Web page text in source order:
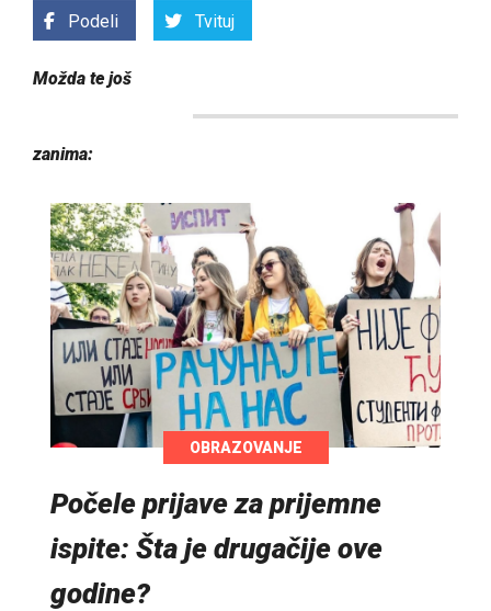
Podeli Tvituj
Možda te još
zanima:
OBRAZOVANJE
Počele prijave za prijemne
ispite: Šta je drugačije ove
godine?